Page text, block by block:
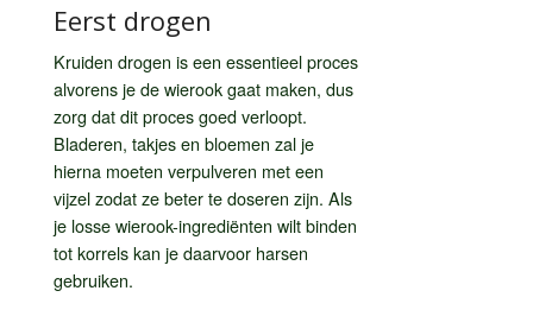
Eerst drogen
Kruiden drogen is een essentieel proces
alvorens je de wierook gaat maken, dus
zorg dat dit proces goed verloopt.
Bladeren, takjes en bloemen zal je
hierna moeten verpulveren met een
vijzel zodat ze beter te doseren zijn. Als
je losse wierook-ingrediënten wilt binden
tot korrels kan je daarvoor harsen
gebruiken.